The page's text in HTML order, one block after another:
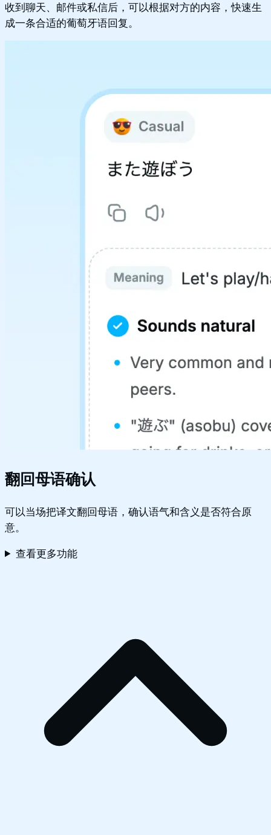
收到聊天、邮件或私信后，可以根据对方的内容，快速生
成一条合适的葡萄牙语回复。
翻回母语确认
可以当场把译文翻回母语，确认语气和含义是否符合原
意。
查看更多功能